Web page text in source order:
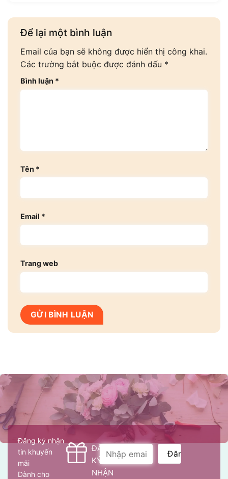
Để lại một bình luận
Email của bạn sẽ không được hiển thị công khai.
Các trường bắt buộc được đánh dấu *
Bình luận *
Tên *
Email *
Trang web
Đăng ký nhận
tin khuyến
mãi
Dành cho
ĐĂNG
KÝ
NHẬN